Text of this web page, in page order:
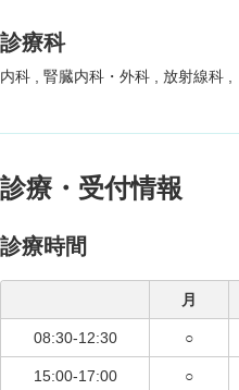
診療科
内科 腎臓内科・外科 放射線科
診療・受付情報
診療時間
月
08:30-12:30 ○
15:00-17:00 ○